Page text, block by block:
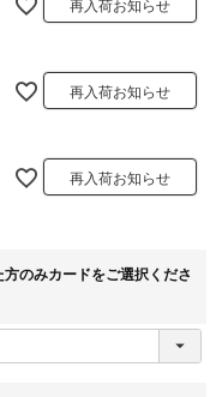
再入荷お知らせ
再入荷お知らせ
再入荷お知らせ
のみカードをご選択くださ